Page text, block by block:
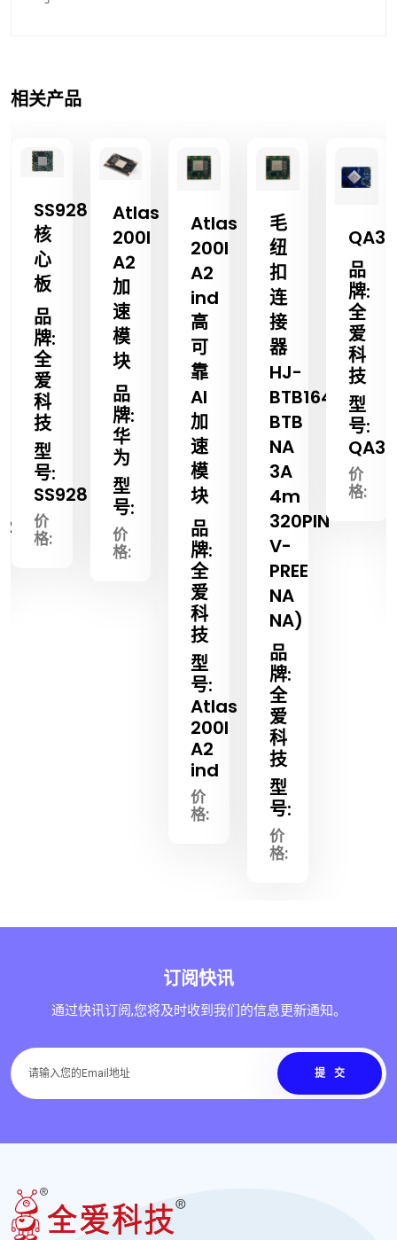
相关产品
SS928
核
心
板
品
牌:
全
爱
科
技
型
号:
SS928
价
格:
Atlas
200I
A2
加
速
模
块
品
牌:
华
为
型
号:
价
格:
Atlas
200I
A2
ind
高
可
靠
AI
加
速
模
块
品
牌:
全
爱
科
技
型
号:
Atlas
200I
A2
ind
价
格:
毛
纽
扣
连
接
器
HJ-
BTB164(CON
BTB
NA
3A
4m
320PIN
V-
PREE
NA
NA)
品
牌:
全
爱
科
技
型
号:
价
格:
品
牌:
全
爱
科
技
型
号:
价
格:
订阅快讯
通过快讯订阅,您将及时收到我们的信息更新通知。
提交